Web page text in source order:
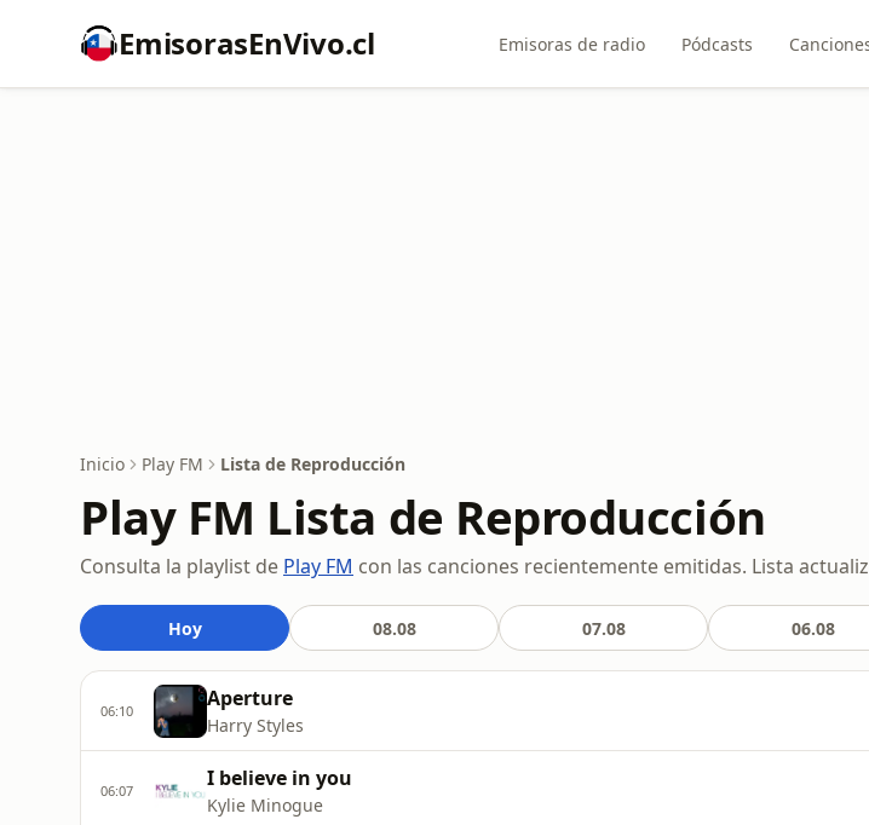
EmisorasEnVivo.cl Emisoras de radio Pódcasts
Inicio Play FM Lista de Reproducción
Play FM Lista de Reproducción
Consulta la playlist de Play FM con las canciones recientemente emitidas. Lista
Hoy 08.08 07.08 06.08
06:10 Aperture
Harry Styles
06:07 I believe in you
Kylie Minogue